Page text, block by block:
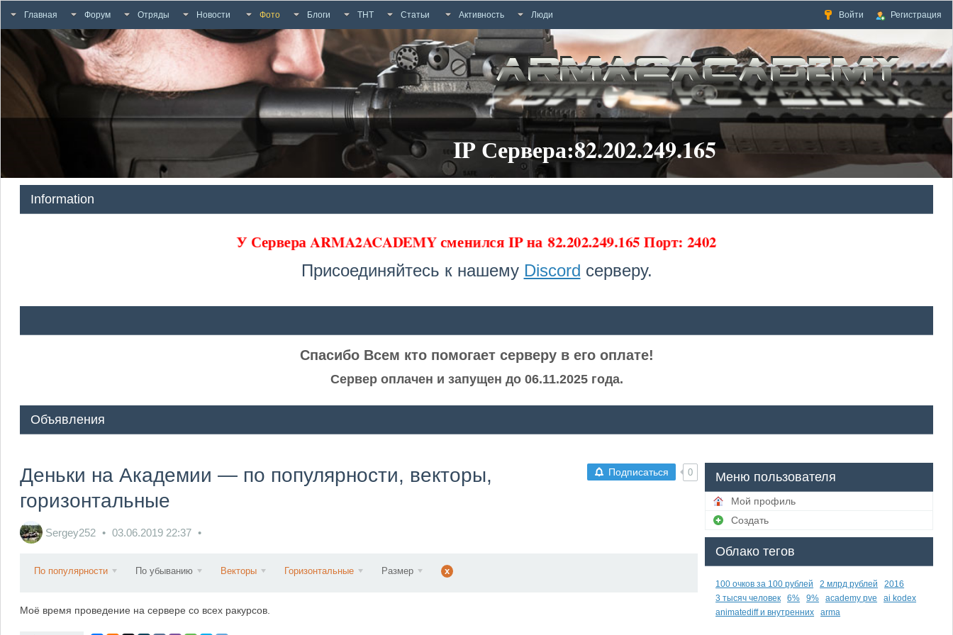
Главная Форум Отряды Новости Фото Блоги ТНТ Статьи Активность Люди Войти Регистрация
IP Сервера:82.202.249.165
Information
У Сервера ARMA2ACADEMY сменился IP на82.202.249.165 Порт: 2402
Присоединяйтесь к нашему Discord серверу.
Спасибо Всем кто помогает серверу в его оплате!
Сервер оплачен и запущен до 06.11.2025 года.
Объявления
Подписаться 0
Деньки на Академии — по популярности, векторы,
горизонтальные
Sergey252 03.06.2019 22:37
По популярности По убыванию Векторы Горизонтальные Размер x
Моё время проведение на сервере со всех ракурсов.
Меню пользователя
Мой профиль
Создать
Облако тегов
100 очков за 100 рублей 2 млрд рублей
2016
3 тысяч человек
6% 9% academy pve
ai kodex
animatediff и внутренних
arma